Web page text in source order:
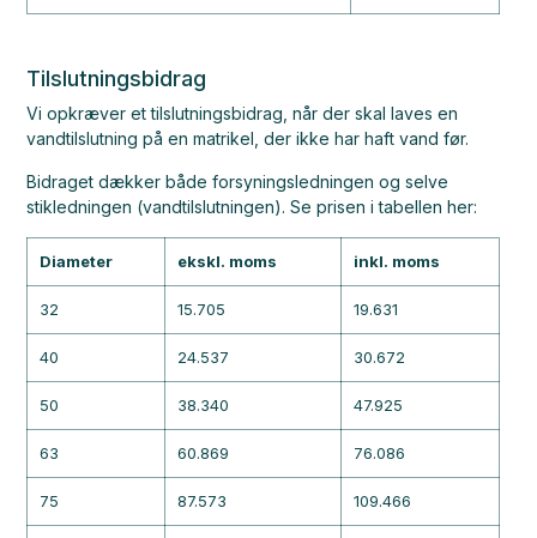
Tilslutningsbidrag
Vi opkræver et tilslutningsbidrag, når der skal laves en
vandtilslutning på en matrikel, der ikke har haft vand før.
Bidraget dækker både forsyningsledningen og selve
stikledningen (vandtilslutningen). Se prisen i tabellen her:
Diameter ekskl. moms inkl. moms
32 15.705 19.631
40 24.537 30.672
50 38.340 47.925
63 60.869 76.086
75 87.573 109.466